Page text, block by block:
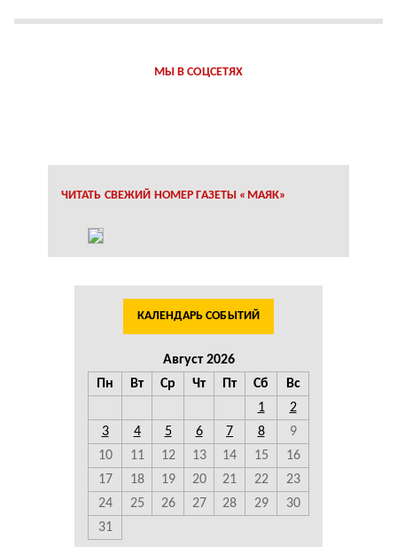
МЫ В СОЦСЕТЯХ
ЧИТАТЬ СВЕЖИЙ НОМЕР ГАЗЕТЫ «МАЯК»
КАЛЕНДАРЬ СОБЫТИЙ
Август 2026
Пн
Вт Ср Чт Пт Сб
Вс
1
2
3
4 5 6 7 8
9
10
11 12 13 14 15
16
17
18 19 20 21 22
23
24
25 26 27 28 29
30
31